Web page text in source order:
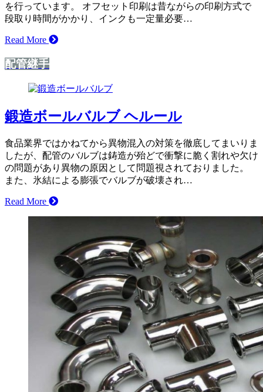
を行っています。 オフセット印刷は昔ながらの印刷方式で
段取り時間がかかり、インクも一定量必要…
Read More
配管継手
鍛造ボールバルブ ヘルール
食品業界ではかねてから異物混入の対策を徹底してまいりま
したが、配管のバルブは鋳造が殆どで衝撃に脆く割れや欠け
の問題があり異物の原因として問題視されておりました。
また、氷結による膨張でバルブが破壊され…
Read More